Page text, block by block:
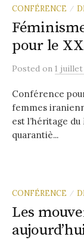
CONFÉRENCE /
pour le
Posted on 1 juillet
Conférence
femmes
est l’héritage
quarantiè...
CONFÉRENCE /
Les